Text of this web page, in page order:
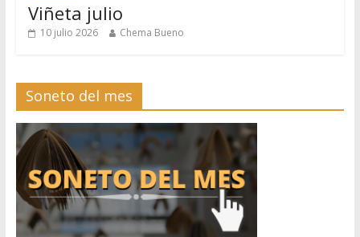
Viñeta julio
10 julio 2026 Chema Bueno
Soneto del mes